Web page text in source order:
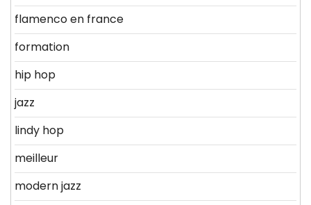
flamenco en france
formation
hip hop
jazz
lindy hop
meilleur
modern jazz